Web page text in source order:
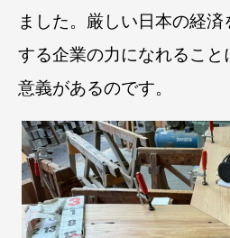
ました。 厳しい日本の経済
する企業の力になれるこ
意義があるのです。